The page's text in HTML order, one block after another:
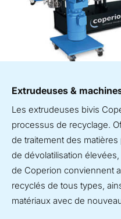
Extrudeuses &
Les extrudeuses bivis
processus de recyclage.
de traitement des
de dévolatilisation
de Coperion conviennent
recyclés de tous types,
matériaux avec de